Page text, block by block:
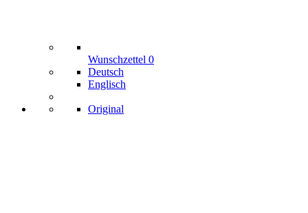
Wunschzettel 0
Deutsch
Englisch
Original